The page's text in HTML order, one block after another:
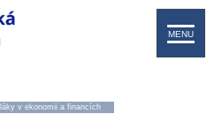
MENU
v ekonomii a financích